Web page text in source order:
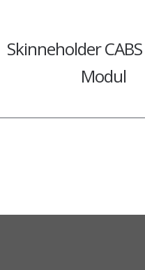
Skinneholder
Modul